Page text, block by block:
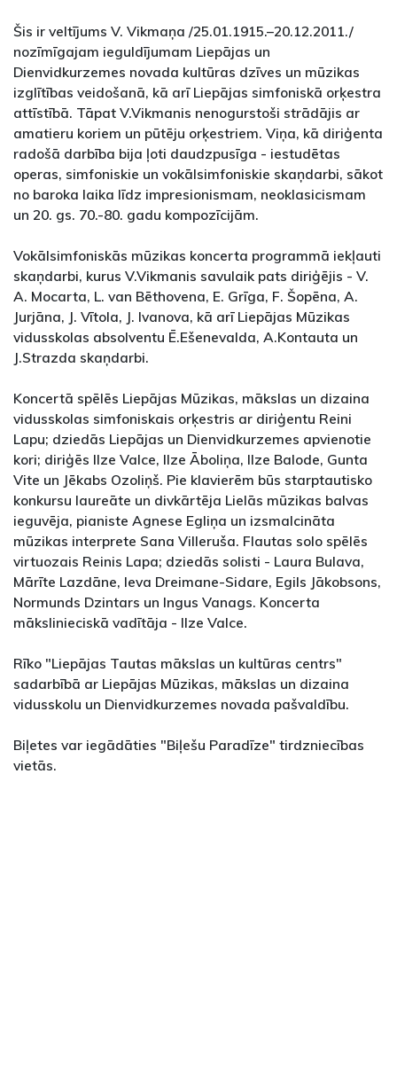
Šis ir veltījums V. Vikmaņa /25.01.1915.–20.12.2011./
nozīmīgajam ieguldījumam Liepājas un
Dienvidkurzemes novada kultūras dzīves un mūzikas
izglītības veidošanā, kā arī Liepājas simfoniskā orķestra
attīstībā. Tāpat V.Vikmanis nenogurstoši strādājis ar
amatieru koriem un pūtēju orķestriem. Viņa, kā diriģenta
radošā darbība bija ļoti daudzpusīga - iestudētas
operas, simfoniskie un vokālsimfoniskie skaņdarbi, sākot
no baroka laika līdz impresionismam, neoklasicismam
un 20. gs. 70.-80. gadu kompozīcijām.
Vokālsimfoniskās mūzikas koncerta programmā iekļauti
skaņdarbi, kurus V.Vikmanis savulaik pats diriģējis - V.
A. Mocarta, L. van Bēthovena, E. Grīga, F. Šopēna, A.
Jurjāna, J. Vītola, J. Ivanova, kā arī Liepājas Mūzikas
vidusskolas absolventu Ē.Ešenevalda, A.Kontauta un
J.Strazda skaņdarbi.
Koncertā spēlēs Liepājas Mūzikas, mākslas un dizaina
vidusskolas simfoniskais orķestris ar diriģentu Reini
Lapu; dziedās Liepājas un Dienvidkurzemes apvienotie
kori; diriģēs Ilze Valce, Ilze Āboliņa, Ilze Balode, Gunta
Vite un Jēkabs Ozoliņš. Pie klavierēm būs starptautisko
konkursu laureāte un divkārtēja Lielās mūzikas balvas
ieguvēja, pianiste Agnese Egliņa un izsmalcināta
mūzikas interprete Sana Villeruša. Flautas solo spēlēs
virtuozais Reinis Lapa; dziedās solisti - Laura Bulava,
Mārīte Lazdāne, Ieva Dreimane-Sidare, Egils Jākobsons,
Normunds Dzintars un Ingus Vanags. Koncerta
mākslinieciskā vadītāja - Ilze Valce.
Rīko "Liepājas Tautas mākslas un kultūras centrs"
sadarbībā ar Liepājas Mūzikas, mākslas un dizaina
vidusskolu un Dienvidkurzemes novada pašvaldību.
Biļetes var iegādāties "Biļešu Paradīze" tirdzniecības
vietās.